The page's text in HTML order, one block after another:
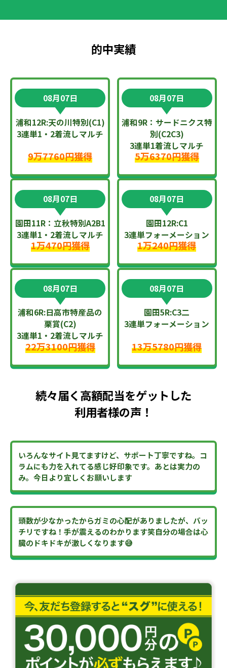
的中実績
08月07日
浦和12R:天の川特別(C1)
3連単1・2着流しマルチ
9万7760円獲得
08月07日
浦和9R：サードニクス特
別(C2C3)
3連単1着流しマルチ
5万6370円獲得
08月07日
園田11R：立秋特別A2B1
3連単1・2着流しマルチ
1万470円獲得
08月07日
園田12R:C1
3連単フォーメーション
1万240円獲得
08月07日
浦和6R:日高市特産品の
栗賞(C2)
3連単1・2着流しマルチ
22万3100円獲得
08月07日
園田5R:C3二
3連単フォーメーション
13万5780円獲得
続々届く高額配当をゲットした
利用者様の声！
いろんなサイト見てますけど、サポート丁寧ですね。コ
ラムにも力を入れてる感じ好印象です。あとは実力の
み。今日より宜しくお願いします
頭数が少なかったからガミの心配がありましたが、バッ
チリですね！手が震えるのわかります笑自分の場合は心
臓のドキドキが激しくなります😅